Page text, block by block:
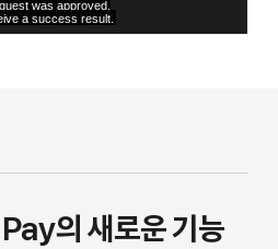
의 새로운 기능